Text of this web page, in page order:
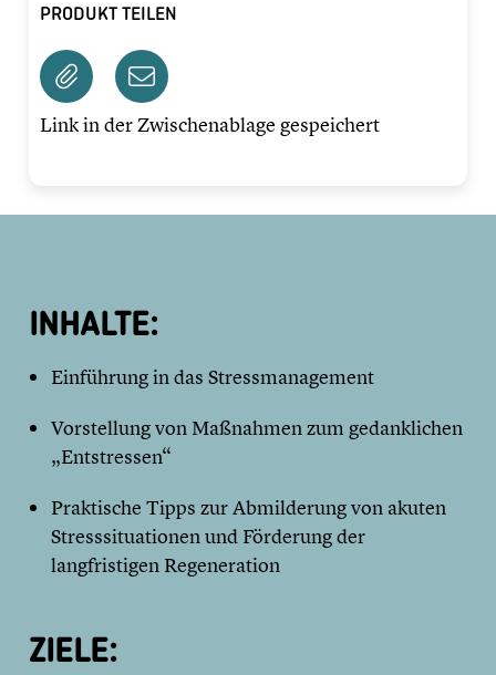
PRODUKT TEILEN
Link in der Zwischenablage gespeichert
INHALTE:
Einführung in das Stressmanagement
Vorstellung von Maßnahmen zum gedanklichen
„Entstressen“
Praktische Tipps zur Abmilderung von akuten
Stresssituationen und Förderung der
langfristigen Regeneration
ZIELE: